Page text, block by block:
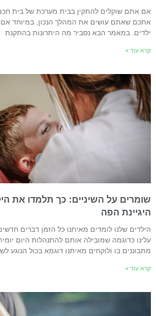
אתם שוקלים להתקין בבית מערכת של בית חכם,
שאתם עושים את המהלך הנכון, במיוחד אם
במאמר הבא נסביר מה היתרונות בהתקנת
עוד »
על השיניים: כך תלמדו את
הפה
שלנו לומדים מאיתנו כל הזמן דברים חדשים
כדוגמה שמובילה אותם להתנהלות היום יומית
בו ולוקחים מאיתנו דוגמא בכול הנוגע
עוד »